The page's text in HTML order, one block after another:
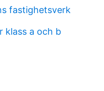
fastighetsverk
klass a och b